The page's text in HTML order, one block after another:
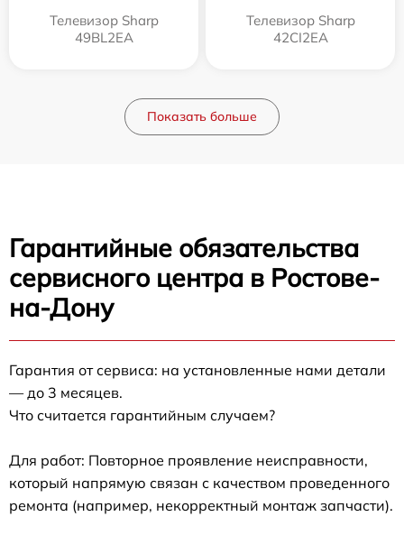
Телевизор Sharp
49BL2EA
Телевизор Sharp
42CI2EA
Показать больше
Гарантийные обязательства
сервисного центра в Ростове-
на-Дону
Гарантия от сервиса: на установленные нами детали
— до 3 месяцев.
Что считается гарантийным случаем?
Для работ: Повторное проявление неисправности,
который напрямую связан с качеством проведенного
ремонта (например, некорректный монтаж запчасти).